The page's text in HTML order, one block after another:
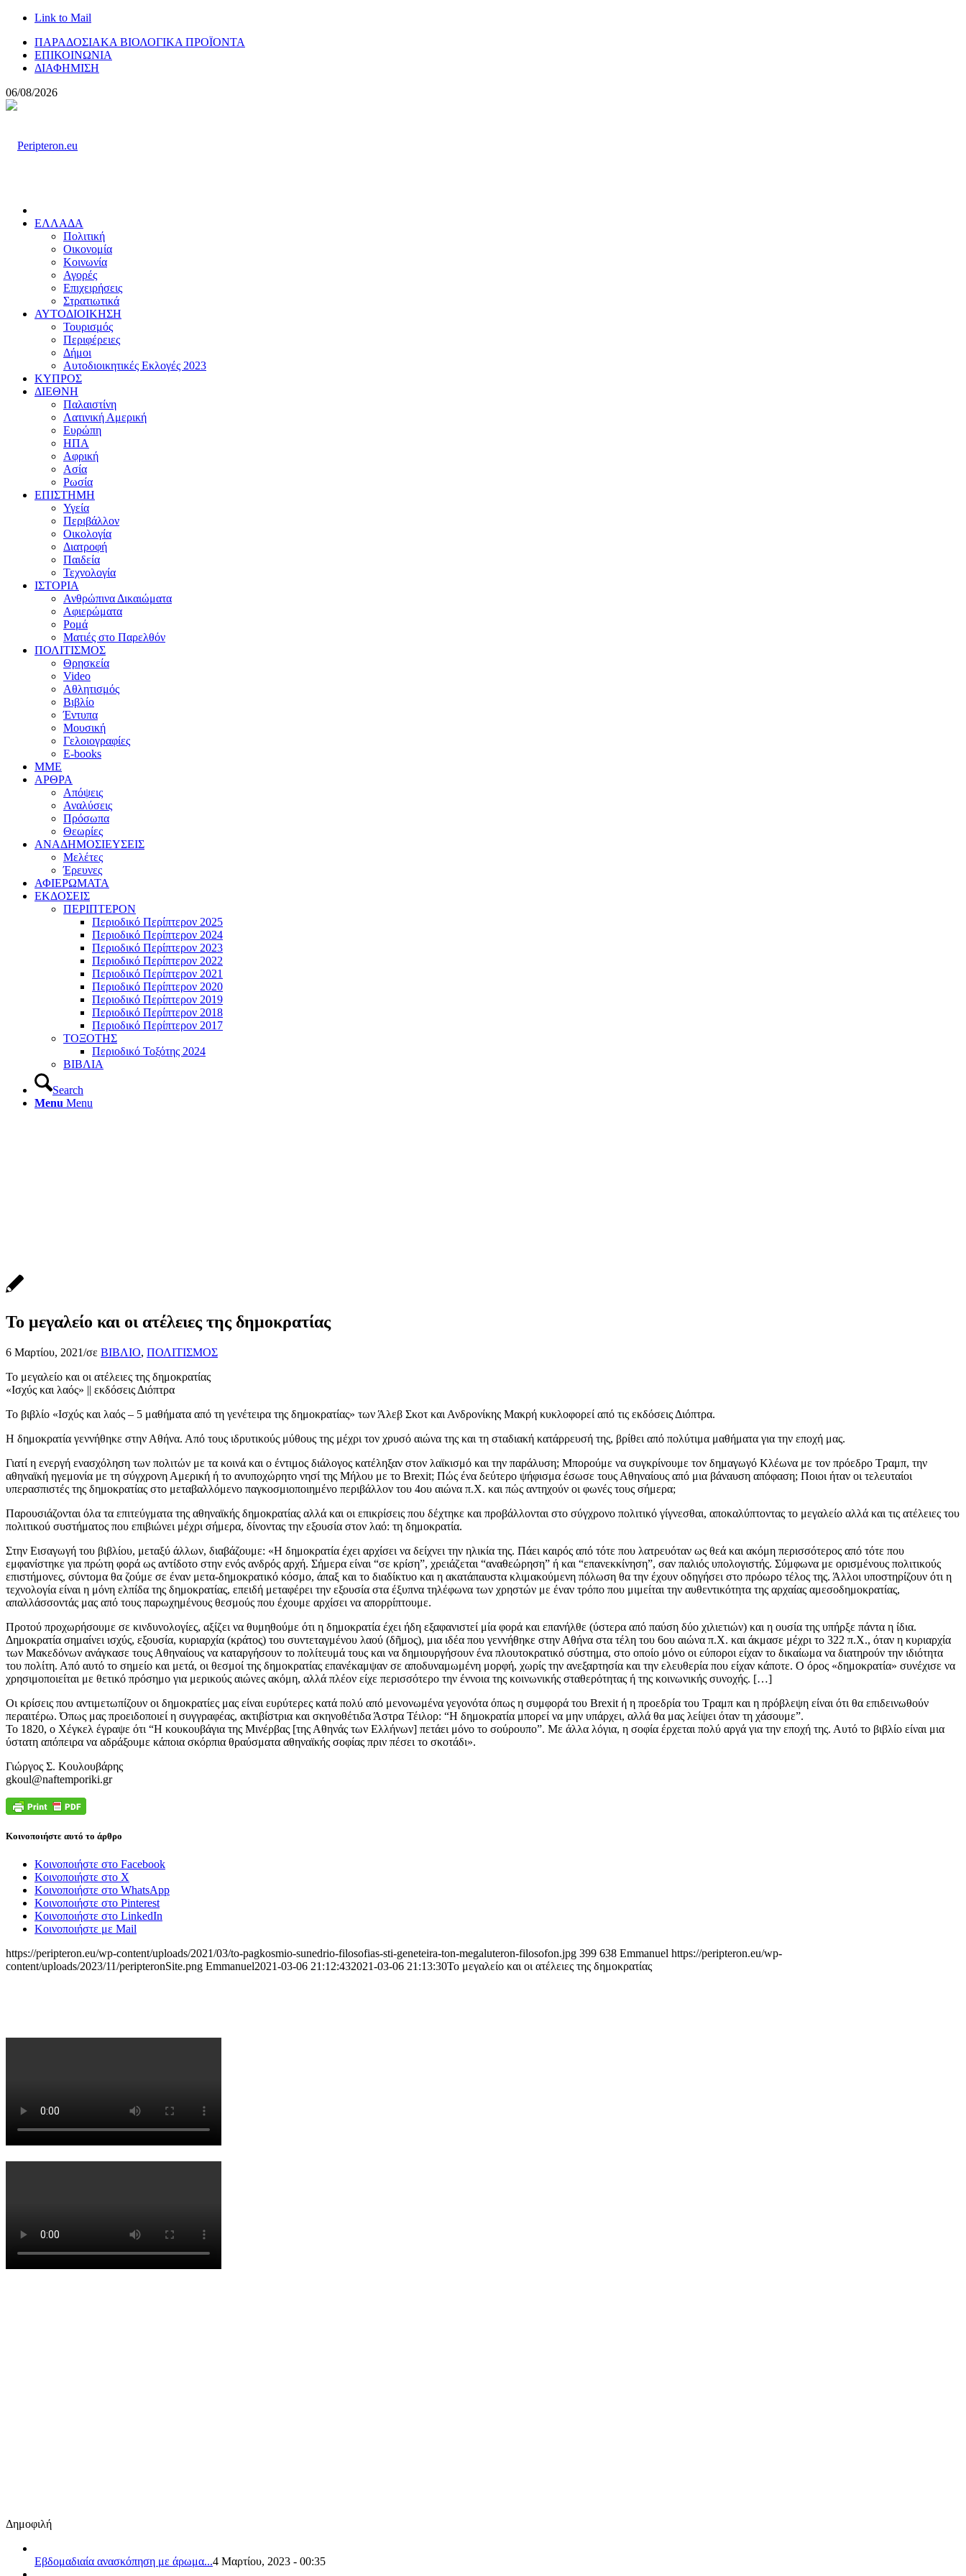
Link to Mail
ΠΑΡΑΔΟΣΙΑΚΑ ΒΙΟΛΟΓΙΚΑ ΠΡΟΪΟΝΤΑ
ΕΠΙΚΟΙΝΩΝΙΑ
ΔΙΑΦΗΜΙΣΗ
06/08/2026
ΕΛΛΑΔΑ
Πολιτική
Οικονομία
Κοινωνία
Αγορές
Επιχειρήσεις
Στρατιωτικά
ΑΥΤΟΔΙΟΙΚΗΣΗ
Τουρισμός
Περιφέρειες
Δήμοι
Αυτοδιοικητικές Εκλογές 2023
ΚΥΠΡΟΣ
ΔΙΕΘΝΗ
Παλαιστίνη
Λατινική Αμερική
Ευρώπη
ΗΠΑ
Αφρική
Ασία
Ρωσία
ΕΠΙΣΤΗΜΗ
Υγεία
Περιβάλλον
Οικολογία
Διατροφή
Παιδεία
Τεχνολογία
ΙΣΤΟΡΙΑ
Ανθρώπινα Δικαιώματα
Αφιερώματα
Ρομά
Ματιές στο Παρελθόν
ΠΟΛΙΤΙΣΜΟΣ
Θρησκεία
Video
Αθλητισμός
Βιβλίο
Έντυπα
Μουσική
Γελοιογραφίες
E-books
MME
ΑΡΘΡΑ
Απόψεις
Αναλύσεις
Πρόσωπα
Θεωρίες
ΑΝΑΔΗΜΟΣΙΕΥΣΕΙΣ
Μελέτες
Έρευνες
ΑΦΙΕΡΩΜΑΤΑ
ΕΚΔΟΣΕΙΣ
ΠΕΡΙΠΤΕΡΟΝ
Περιοδικό Περίπτερον 2025
Περιοδικό Περίπτερον 2024
Περιοδικό Περίπτερον 2023
Περιοδικό Περίπτερον 2022
Περιοδικό Περίπτερον 2021
Περιοδικό Περίπτερον 2020
Περιοδικό Περίπτερον 2019
Περιοδικό Περίπτερον 2018
Περιοδικό Περίπτερον 2017
ΤΟΞΟΤΗΣ
Περιοδικό Τοξότης 2024
ΒΙΒΛΙΑ
Search
Menu Menu
Το μεγαλείο και οι ατέλειες της δημοκρατίας
6 Μαρτίου, 2021/σε ΒΙΒΛΙΟ, ΠΟΛΙΤΙΣΜΟΣ
Το μεγαλείο και οι ατέλειες της δημοκρατίας
«Ισχύς και λαός» || εκδόσεις Διόπτρα
Το βιβλίο «Ισχύς και λαός – 5 μαθήματα από τη γενέτειρα της δημοκρατίας» των Άλεβ Σκοτ και Ανδρονίκης Μακρή κυκλοφορεί από τις εκδόσεις Διόπτρα.
Η δημοκρατία γεννήθηκε στην Αθήνα. Από τους ιδρυτικούς μύθους της μέχρι τον χρυσό αιώνα της και τη σταδιακή κατάρρευσή της, βρίθει από πολύτιμα μαθήματα για την εποχή μας.
Γιατί η ενεργή ενασχόληση των πολιτών με τα κοινά και ο έντιμος διάλογος κατέληξαν στον λαϊκισμό και την παράλυση; Μπορούμε να συγκρίνουμε τον δημαγωγό Κλέωνα με τον πρόεδρο Τραμπ, την
αθηναϊκή ηγεμονία με τη σύγχρονη Αμερική ή το ανυποχώρητο νησί της Μήλου με το Brexit; Πώς ένα δεύτερο ψήφισμα έσωσε τους Αθηναίους από μια βάναυση απόφαση; Ποιοι ήταν οι τελευταίοι
υπερασπιστές της δημοκρατίας στο μεταβαλλόμενο παγκοσμιοποιημένο περιβάλλον του 4ου αιώνα π.Χ. και πώς αντηχούν οι φωνές τους σήμερα;
Παρουσιάζονται όλα τα επιτεύγματα της αθηναϊκής δημοκρατίας αλλά και οι επικρίσεις που δέχτηκε και προβάλλονται στο σύγχρονο πολιτικό γίγνεσθαι, αποκαλύπτοντας το μεγαλείο αλλά και τις ατέλειες του
πολιτικού συστήματος που επιβιώνει μέχρι σήμερα, δίνοντας την εξουσία στον λαό: τη δημοκρατία.
Στην Εισαγωγή του βιβλίου, μεταξύ άλλων, διαβάζουμε: «Η δημοκρατία έχει αρχίσει να δείχνει την ηλικία της. Πάει καιρός από τότε που λατρευόταν ως θεά και ακόμη περισσότερος από τότε που
εμφανίστηκε για πρώτη φορά ως αντίδοτο στην ενός ανδρός αρχή. Σήμερα είναι “σε κρίση”, χρειάζεται “αναθεώρηση” ή και “επανεκκίνηση”, σαν παλιός υπολογιστής. Σύμφωνα με ορισμένους πολιτικούς
επιστήμονες, σύντομα θα ζούμε σε έναν μετα-δημοκρατικό κόσμο, άπαξ και το διαδίκτυο και η ακατάπαυστα κλιμακούμενη πόλωση θα την έχουν οδηγήσει στο πρόωρο τέλος της. Άλλοι υποστηρίζουν ότι η
τεχνολογία είναι η μόνη ελπίδα της δημοκρατίας, επειδή μεταφέρει την εξουσία στα έξυπνα τηλέφωνα των χρηστών με έναν τρόπο που μιμείται την αυθεντικότητα της αρχαίας αμεσοδημοκρατίας,
απαλλάσσοντάς μας από τους παρωχημένους θεσμούς που έχουμε αρχίσει να απορρίπτουμε.
Προτού προχωρήσουμε σε κινδυνολογίες, αξίζει να θυμηθούμε ότι η δημοκρατία έχει ήδη εξαφανιστεί μία φορά και επανήλθε (ύστερα από παύση δύο χιλιετιών) και η ουσία της υπήρξε πάντα η ίδια.
Δημοκρατία σημαίνει ισχύς, εξουσία, κυριαρχία (κράτος) του συντεταγμένου λαού (δῆμος), μια ιδέα που γεννήθηκε στην Αθήνα στα τέλη του 6ου αιώνα π.Χ. και άκμασε μέχρι το 322 π.Χ., όταν η κυριαρχία
των Μακεδόνων ανάγκασε τους Αθηναίους να καταργήσουν το πολίτευμά τους και να δημιουργήσουν ένα πλουτοκρατικό σύστημα, στο οποίο μόνο οι εύποροι είχαν το δικαίωμα να διατηρούν την ιδιότητα
του πολίτη. Από αυτό το σημείο και μετά, οι θεσμοί της δημοκρατίας επανέκαμψαν σε αποδυναμωμένη μορφή, χωρίς την ανεξαρτησία και την ελευθερία που είχαν κάποτε. Ο όρος «δημοκρατία» συνέχισε να
χρησιμοποιείται με θετικό πρόσημο για μερικούς αιώνες ακόμη, αλλά πλέον είχε περισσότερο την έννοια της κοινωνικής σταθερότητας ή της κοινωνικής συνοχής. […]
Οι κρίσεις που αντιμετωπίζουν οι δημοκρατίες μας είναι ευρύτερες κατά πολύ από μενονωμένα γεγονότα όπως η συμφορά του Brexit ή η προεδρία του Τραμπ και η πρόβλεψη είναι ότι θα επιδεινωθούν
περαιτέρω. Όπως μας προειδοποιεί η συγγραφέας, ακτιβίστρια και σκηνοθέτιδα Άστρα Τέιλορ: “Η δημοκρατία μπορεί να μην υπάρχει, αλλά θα μας λείψει όταν τη χάσουμε”.
Το 1820, ο Χέγκελ έγραψε ότι “Η κουκουβάγια της Μινέρβας [της Αθηνάς των Ελλήνων] πετάει μόνο το σούρουπο”. Με άλλα λόγια, η σοφία έρχεται πολύ αργά για την εποχή της. Αυτό το βιβλίο είναι μια
ύστατη απόπειρα να αδράξουμε κάποια σκόρπια θραύσματα αθηναϊκής σοφίας πριν πέσει το σκοτάδι».
Γιώργος Σ. Κουλουβάρης
gkoul@naftemporiki.gr
Κοινοποιήστε αυτό το άρθρο
Κοινοποιήστε στο Facebook
Κοινοποιήστε στο X
Κοινοποιήστε στο WhatsApp
Κοινοποιήστε στο Pinterest
Κοινοποιήστε στο LinkedIn
Κοινοποιήστε με Mail
https://peripteron.eu/wp-content/uploads/2021/03/to-pagkosmio-sunedrio-filosofias-sti-geneteira-ton-megaluteron-filosofon.jpg 399 638 Emmanuel https://peripteron.eu/wp-
content/uploads/2023/11/peripteronSite.png Emmanuel2021-03-06 21:12:432021-03-06 21:13:30Το μεγαλείο και οι ατέλειες της δημοκρατίας
Δημοφιλή
Εβδομαδιαία ανασκόπηση με άρωμα...4 Μαρτίου, 2023 - 00:35